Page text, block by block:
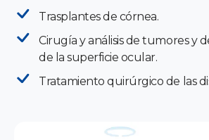
Trasplantes de córnea.
Cirugía y análisis de tumores y
de la superficie ocular.
Tratamiento quirúrgico de las